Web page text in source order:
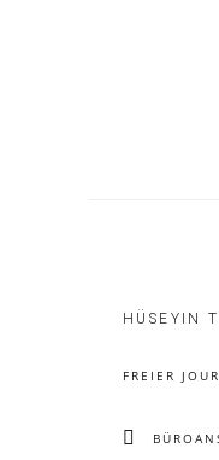
HÜSEYIN
FREIER